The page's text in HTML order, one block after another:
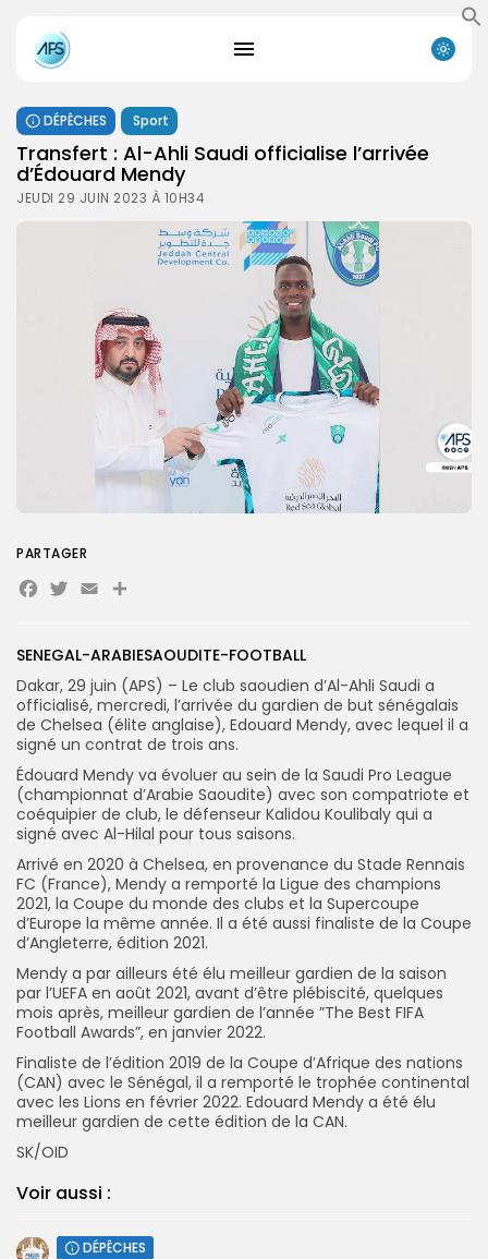
for:
FR
DÉPÊCHES Sport
Transfert : Al-Ahli Saudi officialise l’arrivée
d’Édouard Mendy
JEUDI 29 JUIN 2023 À 10H34
SENEGAL-ARABIESAOUDITE-FOOTBALL
Dakar, 29 juin (APS) – Le club saoudien d’Al-Ahli Saudi a
officialisé, mercredi, l’arrivée du gardien de but sénégalais
de Chelsea (élite anglaise), Edouard Mendy, avec lequel il a
signé un contrat de trois ans.
Édouard Mendy va évoluer au sein de la Saudi Pro League
(championnat d’Arabie Saoudite) avec son compatriote et
coéquipier de club, le défenseur Kalidou Koulibaly qui a
signé avec Al-Hilal pour tous saisons.
Arrivé en 2020 à Chelsea, en provenance du Stade Rennais
FC (France), Mendy a remporté la Ligue des champions
2021, la Coupe du monde des clubs et la Supercoupe
d’Europe la même année. Il a été aussi finaliste de la Coupe
d’Angleterre, édition 2021.
Mendy a par ailleurs été élu meilleur gardien de la saison
par l’UEFA en août 2021, avant d’être plébiscité, quelques
mois après, meilleur gardien de l’année ”The Best FIFA
Football Awards”, en janvier 2022.
Finaliste de l’édition 2019 de la Coupe d’Afrique des nations
(CAN) avec le Sénégal, il a remporté le trophée continental
avec les Lions en février 2022. Edouard Mendy a été élu
meilleur gardien de cette édition de la CAN.
SK/OID
Voir aussi :
DÉPÊCHES
PARTAGER
Facebook
Twitter
EmailPartager